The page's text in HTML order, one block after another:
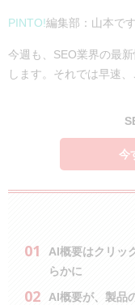
PINTO!編集部：山本です
今週も、SEO業界の最
します。それでは早速、
今
AI概要はクリッ
らかに
AI概要が、製品